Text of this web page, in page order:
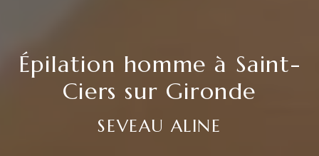
Épilation homme à Saint-
Ciers sur Gironde
SEVEAU ALINE